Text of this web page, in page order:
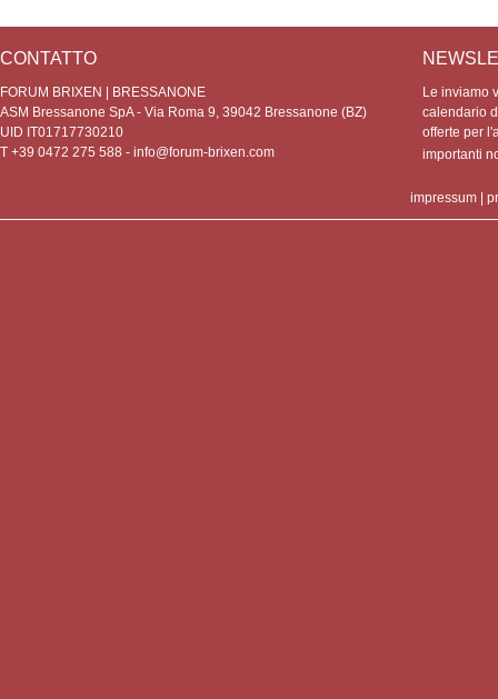
CONTATTO
FORUM BRIXEN | BRESSANONE
ASM Bressanone SpA - Via Roma 9, 39042 Bressanone (BZ)
UID IT01717730210
T +39 0472 275 588 - info@forum-brixen.com
Le inviamo
calendario
offerte per
importanti
impressum